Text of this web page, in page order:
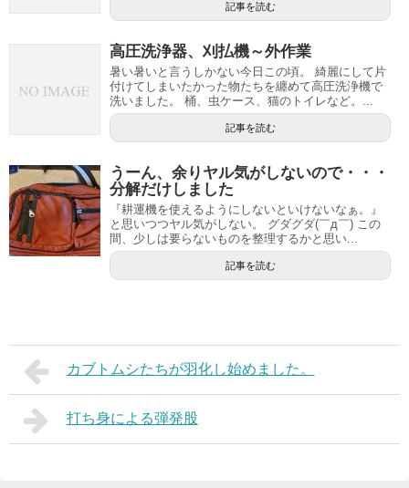
記事を読む
高圧洗浄器、刈払機～外作業
暑い暑いと言うしかない今日この頃。 綺麗にして片
付けてしまいたかった物たちを纏めて高圧洗浄機で
洗いました。 桶、虫ケース、猫のトイレなど。...
記事を読む
うーん、余りヤル気がしないので・・・
分解だけしました
『耕運機を使えるようにしないといけないなぁ。』
と思いつつヤル気がしない。 グダグダ(￣д￣) この
間、少しは要らないものを整理するかと思い...
記事を読む
カブトムシたちが羽化し始めました。
打ち身による弾発股